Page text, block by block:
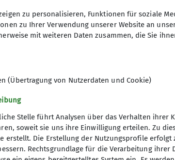
© Sektion Kassel
zu personalisieren, Funktionen für soziale
zu Ihrer Verwendung unserer Website an
mit weiteren Daten zusammen, die Sie
(Übertragung von Nutzerdaten und Cookie)
Stelle führt Analysen über das Verhalten ihrer
soweit sie uns ihre Einwilligung erteilen. Zu
erstellt. Die Erstellung der Nutzungsprofile
Rechtsgrundlage für die Verarbeitung ihrer